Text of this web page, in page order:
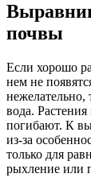
почвы
Если хорошо
нем не
нежелательно,
вода.
погибают. К
из-за
только для
рыхление или